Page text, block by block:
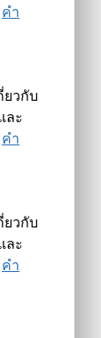
คำ
ยวกับ
ละ
คำ
ยวกับ
ละ
คำ